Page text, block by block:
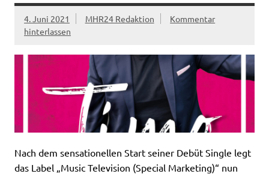
4. Juni 2021 MHR24 Redaktion
Kommentar
hinterlassen
Nach dem sensationellen Start seiner Debüt Single legt
das Label „Music Television (Special Marketing)“ nun